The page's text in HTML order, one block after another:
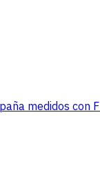
medidos con